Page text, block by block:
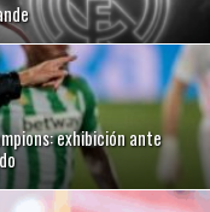
exhibición ante